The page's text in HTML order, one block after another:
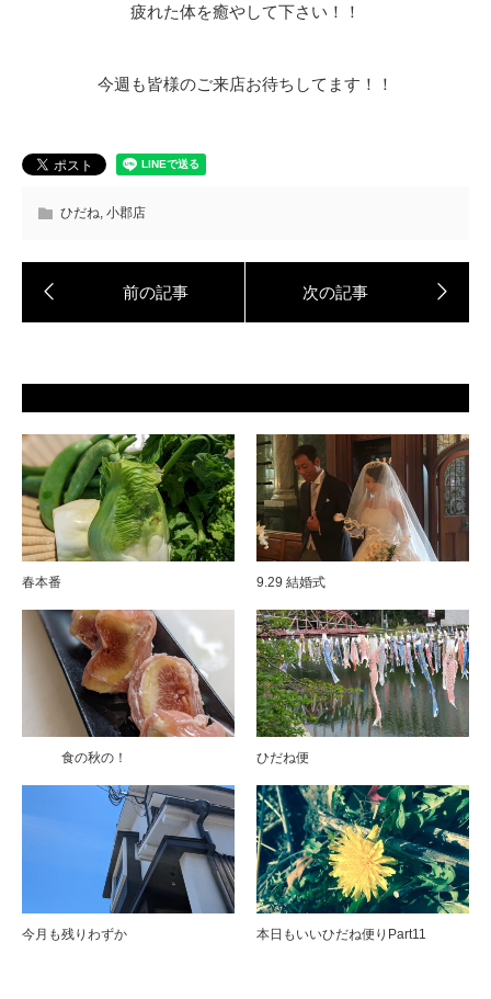
疲れた体を癒やして下さい！！
今週も皆様のご来店お待ちしてます！！
ひだね 小郡店
春本番 9.29 結婚式
食の秋の！ ひだね便
今月も残りわずか 本日もいいひだね便りPart11